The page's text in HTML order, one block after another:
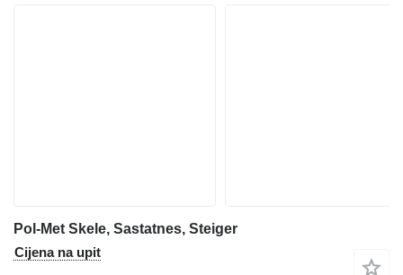
Pol-Met Skele, Sastatnes, Steiger
Cijena na upit